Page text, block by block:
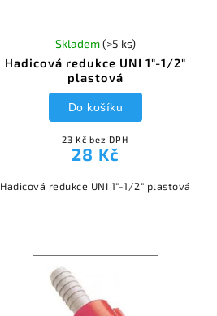
Hadicová redukce UNI 1"-1/2"
plastová
Skladem(>5 ks)
23 Kč bez DPH
28 Kč
Do košíku
Hadicová redukce UNI 1"-1/2" plastová